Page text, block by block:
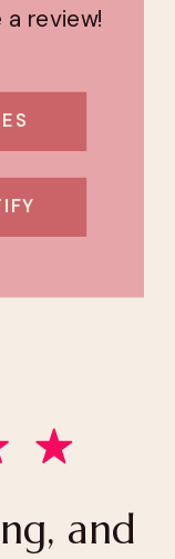
review!
and